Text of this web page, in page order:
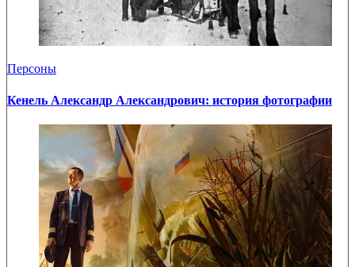
Персоны
Кенель Александр Александрович: история фотографии